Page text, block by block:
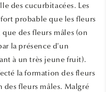
des cucurbitacées. Les
probable que les fleurs
des fleurs mâles (on
la présence d'un
à un très jeune fruit).
la formation des fleurs
fleurs mâles. Malgré